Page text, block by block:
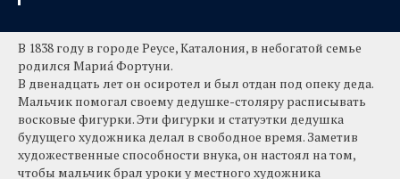
В 1838 году в городе Реусе, Каталония, в небогатой семье
родился Мариá Фортуни.
В двенадцать лет он осиротел и был отдан под опеку деда.
Мальчик помогал своему дедушке-столяру расписывать
восковые фигурки. Эти фигурки и статуэтки дедушка
будущего художника делал в свободное время. Заметив
художественные способности внука, он настоял на том,
чтобы мальчик брал уроки у местного художника